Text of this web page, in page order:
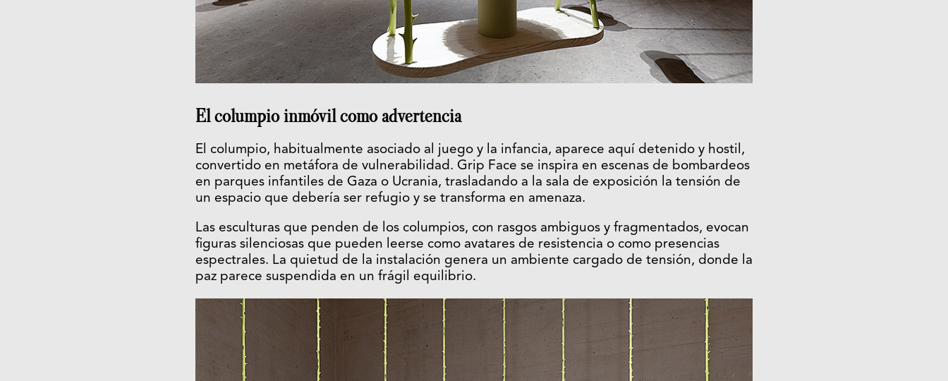
El columpio inmóvil como advertencia
El columpio, habitualmente asociado al juego y la infancia, aparece aquí detenido y hostil,
convertido en metáfora de vulnerabilidad. Grip Face se inspira en escenas de bombardeos
en parques infantiles de Gaza o Ucrania, trasladando a la sala de exposición la tensión de
un espacio que debería ser refugio y se transforma en amenaza.
Las esculturas que penden de los columpios, con rasgos ambiguos y fragmentados, evocan
figuras silenciosas que pueden leerse como avatares de resistencia o como presencias
espectrales. La quietud de la instalación genera un ambiente cargado de tensión, donde la
paz parece suspendida en un frágil equilibrio.